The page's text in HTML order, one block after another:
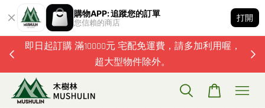
購物APP: 追蹤您的訂單
您信賴的商店
打開
即日起訂購 滿10000元 宅配免運費，請多加利用喔，
超大型物件除外。